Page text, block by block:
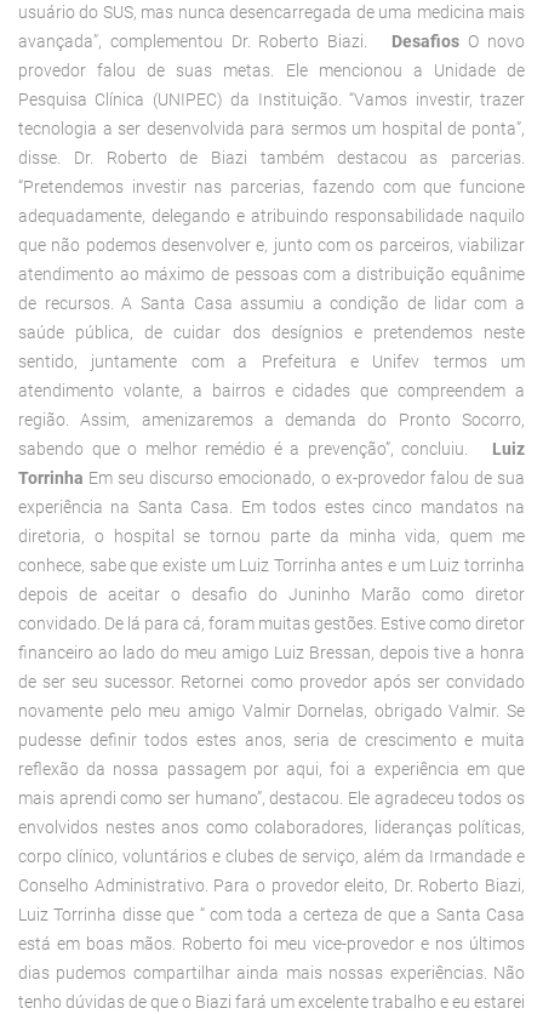
usuário do SUS, mas nunca desencarregada de uma medicina mais
avançada”, complementou Dr. Roberto Biazi. Desafios O novo
provedor falou de suas metas. Ele mencionou a Unidade de
Pesquisa Clínica (UNIPEC) da Instituição. “Vamos investir, trazer
tecnologia a ser desenvolvida para sermos um hospital de ponta”,
disse. Dr. Roberto de Biazi também destacou as parcerias.
“Pretendemos investir nas parcerias, fazendo com que funcione
adequadamente, delegando e atribuindo responsabilidade naquilo
que não podemos desenvolver e, junto com os parceiros, viabilizar
atendimento ao máximo de pessoas com a distribuição equânime
de recursos. A Santa Casa assumiu a condição de lidar com a
saúde pública, de cuidar dos desígnios e pretendemos neste
sentido, juntamente com a Prefeitura e Unifev termos um
atendimento volante, a bairros e cidades que compreendem a
região. Assim, amenizaremos a demanda do Pronto Socorro,
sabendo que o melhor remédio é a prevenção”, concluiu. Luiz
Torrinha Em seu discurso emocionado, o ex-provedor falou de sua
experiência na Santa Casa. Em todos estes cinco mandatos na
diretoria, o hospital se tornou parte da minha vida, quem me
conhece, sabe que existe um Luiz Torrinha antes e um Luiz torrinha
depois de aceitar o desafio do Juninho Marão como diretor
convidado. De lá para cá, foram muitas gestões. Estive como diretor
financeiro ao lado do meu amigo Luiz Bressan, depois tive a honra
de ser seu sucessor. Retornei como provedor após ser convidado
novamente pelo meu amigo Valmir Dornelas, obrigado Valmir. Se
pudesse definir todos estes anos, seria de crescimento e muita
reflexão da nossa passagem por aqui, foi a experiência em que
mais aprendi como ser humano”, destacou. Ele agradeceu todos os
envolvidos nestes anos como colaboradores, lideranças políticas,
corpo clínico, voluntários e clubes de serviço, além da Irmandade e
Conselho Administrativo. Para o provedor eleito, Dr. Roberto Biazi,
Luiz Torrinha disse que “ com toda a certeza de que a Santa Casa
está em boas mãos. Roberto foi meu vice-provedor e nos últimos
dias pudemos compartilhar ainda mais nossas experiências. Não
tenho dúvidas de que o Biazi fará um excelente trabalho e eu estarei